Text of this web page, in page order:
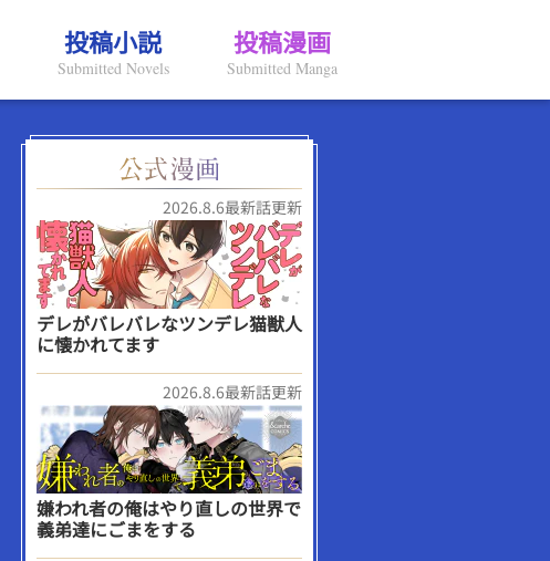
投稿小説
Submitted Novels
投稿漫画
Submitted Manga
2026.8.6最新話更新
デレがバレバレなツンデレ猫獣人
に懐かれてます
2026.8.6最新話更新
嫌われ者の俺はやり直しの世界で
義弟達にごまをする